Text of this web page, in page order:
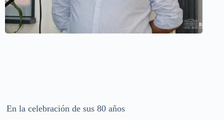
En la celebración de sus 80 años